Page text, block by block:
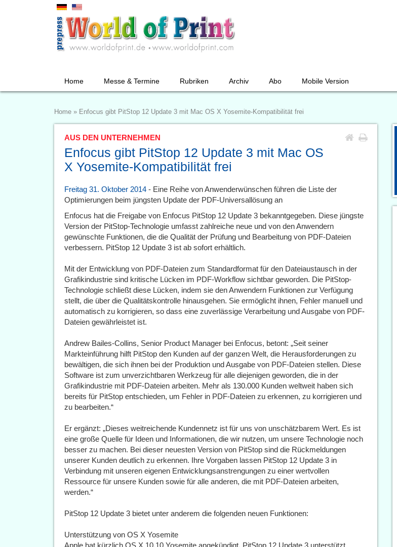
Home Messe & Termine Rubriken Archiv Abo Mobile Version
Home » Enfocus gibt PitStop 12 Update 3 mit Mac OS X Yosemite-Kompatibilität frei
AUS DEN UNTERNEHMEN
Enfocus gibt PitStop 12 Update 3 mit Mac OS
X Yosemite-Kompatibilität frei
Freitag 31. Oktober 2014 - Eine Reihe von Anwenderwünschen führen die Liste der
Optimierungen beim jüngsten Update der PDF-Universallösung an
Enfocus hat die Freigabe von Enfocus PitStop 12 Update 3 bekanntgegeben. Diese jüngste
Version der PitStop-Technologie umfasst zahlreiche neue und von den Anwendern
gewünschte Funktionen, die die Qualität der Prüfung und Bearbeitung von PDF-Dateien
verbessern. PitStop 12 Update 3 ist ab sofort erhältlich.
Mit der Entwicklung von PDF-Dateien zum Standardformat für den Dateiaustausch in der
Grafikindustrie sind kritische Lücken im PDF-Workflow sichtbar geworden. Die PitStop-
Technologie schließt diese Lücken, indem sie den Anwendern Funktionen zur Verfügung
stellt, die über die Qualitätskontrolle hinausgehen. Sie ermöglicht ihnen, Fehler manuell und
automatisch zu korrigieren, so dass eine zuverlässige Verarbeitung und Ausgabe von PDF-
Dateien gewährleistet ist.
Andrew Bailes-Collins, Senior Product Manager bei Enfocus, betont: „Seit seiner
Markteinführung hilft PitStop den Kunden auf der ganzen Welt, die Herausforderungen zu
bewältigen, die sich ihnen bei der Produktion und Ausgabe von PDF-Dateien stellen. Diese
Software ist zum unverzichtbaren Werkzeug für alle diejenigen geworden, die in der
Grafikindustrie mit PDF-Dateien arbeiten. Mehr als 130.000 Kunden weltweit haben sich
bereits für PitStop entschieden, um Fehler in PDF-Dateien zu erkennen, zu korrigieren und
zu bearbeiten.“
Er ergänzt: „Dieses weitreichende Kundennetz ist für uns von unschätzbarem Wert. Es ist
eine große Quelle für Ideen und Informationen, die wir nutzen, um unsere Technologie noch
besser zu machen. Bei dieser neuesten Version von PitStop sind die Rückmeldungen
unserer Kunden deutlich zu erkennen. Ihre Vorgaben lassen PitStop 12 Update 3 in
Verbindung mit unseren eigenen Entwicklungsanstrengungen zu einer wertvollen
Ressource für unsere Kunden sowie für alle anderen, die mit PDF-Dateien arbeiten,
werden.“
PitStop 12 Update 3 bietet unter anderem die folgenden neuen Funktionen:
Unterstützung von OS X Yosemite
Apple hat kürzlich OS X 10.10 Yosemite angekündigt. PitStop 12 Update 3 unterstützt